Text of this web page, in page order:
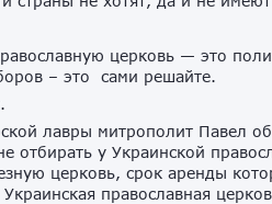
церковь — это
– это сами решайте.
лавры митрополит Павел
отбирать у Украинской
церковь, срок аренды
православная